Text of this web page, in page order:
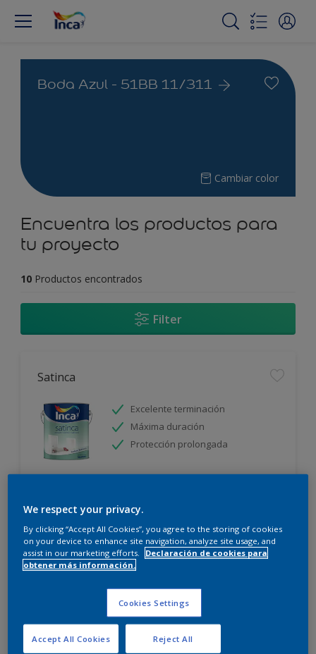
Boda Azul - 51BB 11/311
Cambiar color
Encuentra los productos para
tu proyecto
10 Productos encontrados
Filter
Satinca
Excelente terminación
Máxima duración
Protección prolongada
Incalex Toque Sublime Design Mate
Excelente terminación
Alto cubritivo
We respect your privacy.
By clicking “Accept All Cookies”, you agree to the storing of cookies
on your device to enhance site navigation, analyze site usage, and
assist in our marketing efforts.
Declaración de cookies para
obtener más información.
Cookies Settings
Reject All
Accept All Cookies